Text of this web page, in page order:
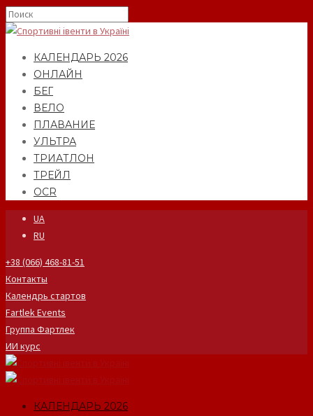
КАЛЕНДАРЬ 2026
ОНЛАЙН
БЕГ
ВЕЛО
ПЛАВАНИЕ
УЛЬТРА
ТРИАТЛОН
ТРЕЙЛ
OCR
UA
RU
+38 (066) 468-81-51
Контакты
Календрь стартов
Fartlek Events
Группа Фартлек
ИИ курс
КАЛЕНДАРЬ 2026